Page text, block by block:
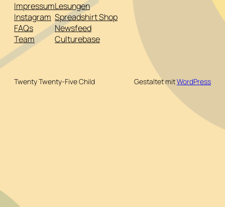
Impressum
Instagram
FAQs
Team
Lesungen
Spreadshirt Shop
Newsfeed
Culturebase
Twenty Twenty-Five Child Gestaltet mitWordPress